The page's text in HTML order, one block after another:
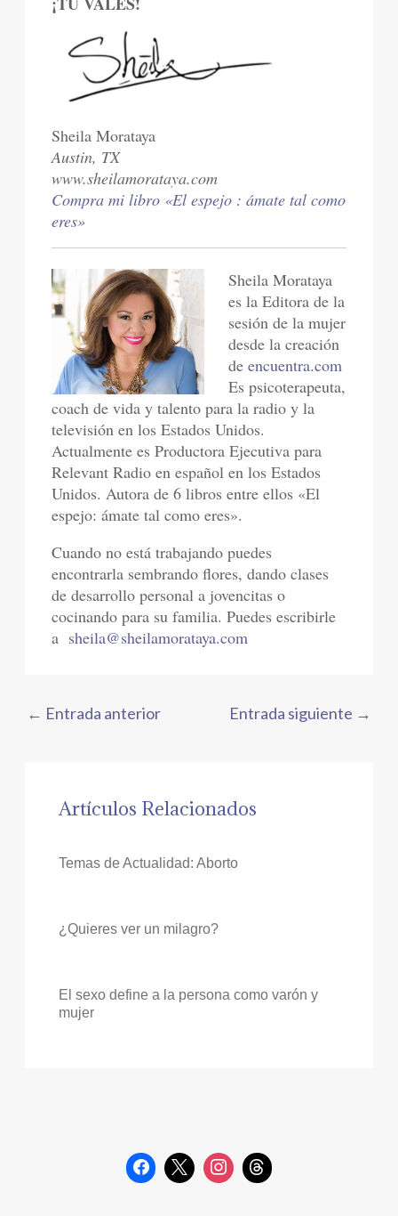
Sheila Morataya
Austin, TX
www.sheilamorataya.com
Compra mi libro «El espejo : ámate tal como
eres»
Sheila Morataya
es la Editora de la
sesión de la mujer
desde la creación
deencuentra.com
Es psicoterapeuta,
coach de vida y talento para la radio y la
televisión en los Estados Unidos.
Actualmente es Productora Ejecutiva para
Relevant Radio en español en los Estados
Unidos. Autora de 6 libros entre ellos «El
espejo: ámate tal como eres».
Cuando no está trabajando puedes
encontrarla sembrando flores, dando clases
de desarrollo personal a jovencitas o
cocinando para su familia. Puedes escribirle
a sheila@sheilamorataya.com
← Entrada anterior Entrada siguiente →
Artículos Relacionados
Temas de Actualidad: Aborto
¿Quieres ver un milagro?
El sexo define a la persona como varón y
mujer